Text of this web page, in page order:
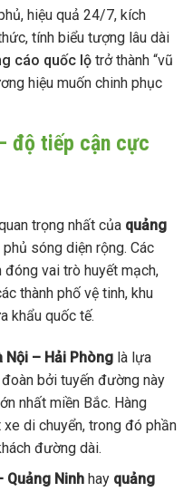
hiệu quả 24/7, kích
tính biểu tượng lâu dài
cáo quốc lộ trở thành “vũ
hiệu muốn chinh phục
độ tiếp cận cực
trọng nhất của quảng
sóng diện rộng. Các
vai trò huyết mạch,
thành phố vệ tinh, khu
khẩu quốc tế.
Nội – Hải Phònglà lựa
bởi tuyến đường này
nhất miền Bắc. Hàng
di chuyển, trong đó phần
đường dài.
Quảng Ninhhay quảng